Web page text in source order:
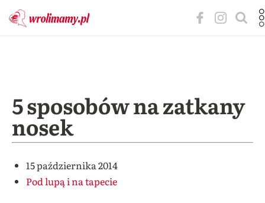
5 sposobów na zatkany
nosek
15 października 2014
Pod lupą i na tapecie